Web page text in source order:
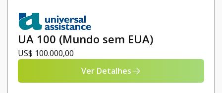
UA 100 (Mundo sem EUA)
US$ 100.000,00
Ver Detalhes